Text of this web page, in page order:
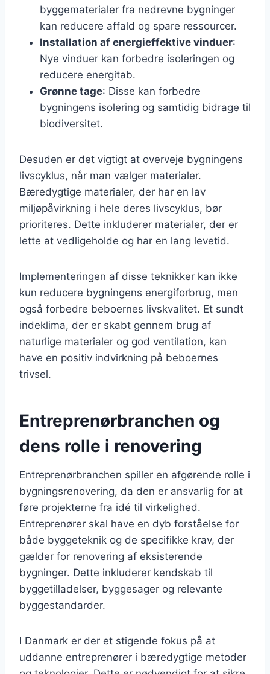
byggematerialer fra nedrevne bygninger
kan reducere affald og spare ressourcer.
Installation af energieffektive vinduer:
Nye vinduer kan forbedre isoleringen og
reducere energitab.
Grønne tage: Disse kan forbedre
bygningens isolering og samtidig bidrage til
biodiversitet.
Desuden er det vigtigt at overveje bygningens
livscyklus, når man vælger materialer.
Bæredygtige materialer, der har en lav
miljøpåvirkning i hele deres livscyklus, bør
prioriteres. Dette inkluderer materialer, der er
lette at vedligeholde og har en lang levetid.
Implementeringen af disse teknikker kan ikke
kun reducere bygningens energiforbrug, men
også forbedre beboernes livskvalitet. Et sundt
indeklima, der er skabt gennem brug af
naturlige materialer og god ventilation, kan
have en positiv indvirkning på beboernes
trivsel.
Entreprenørbranchen og
dens rolle i renovering
Entreprenørbranchen spiller en afgørende rolle i
bygningsrenovering, da den er ansvarlig for at
føre projekterne fra idé til virkelighed.
Entreprenører skal have en dyb forståelse for
både byggeteknik og de specifikke krav, der
gælder for renovering af eksisterende
bygninger. Dette inkluderer kendskab til
byggetilladelser, byggesager og relevante
byggestandarder.
I Danmark er der et stigende fokus på at
uddanne entreprenører i bæredygtige metoder